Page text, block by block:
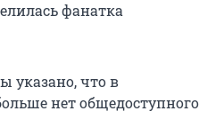
фанатка
указано, что в
нет общедоступного